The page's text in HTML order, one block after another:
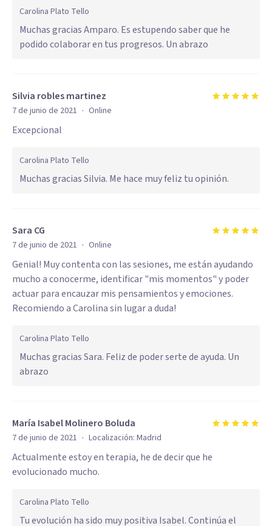
Carolina Plato Tello
Muchas gracias Amparo. Es estupendo saber que he
podido colaborar en tus progresos. Un abrazo
Silvia robles martinez
7 de junio de 2021 · Online
Excepcional
Carolina Plato Tello
Muchas gracias Silvia. Me hace muy feliz tu opinión.
Sara CG
7 de junio de 2021 · Online
Genial! Muy contenta con las sesiones, me están ayudando
mucho a conocerme, identificar "mis momentos" y poder
actuar para encauzar mis pensamientos y emociones.
Recomiendo a Carolina sin lugar a duda!
Carolina Plato Tello
Muchas gracias Sara. Feliz de poder serte de ayuda. Un
abrazo
María Isabel Molinero Boluda
7 de junio de 2021 · Localización: Madrid
Actualmente estoy en terapia, he de decir que he
evolucionado mucho.
Carolina Plato Tello
Tu evolución ha sido muy positiva Isabel. Continúa el